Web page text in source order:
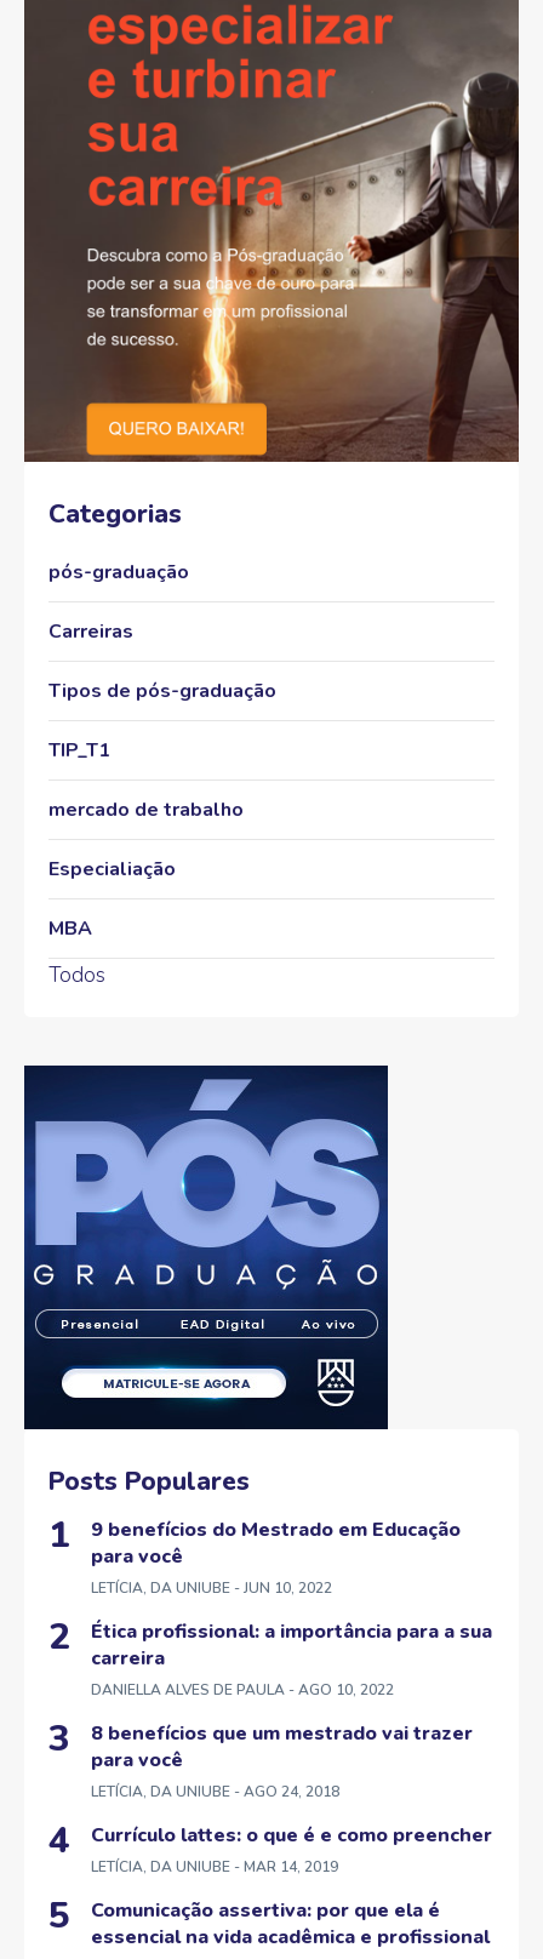
Categorias
pós-graduação
Carreiras
Tipos de pós-graduação
TIP_T1
mercado de trabalho
Especialiação
MBA
Todos
Posts Populares
9 benefícios do Mestrado em Educação
para você
LETÍCIA, DA UNIUBE - JUN 10, 2022
Ética profissional: a importância para a sua
carreira
DANIELLA ALVES DE PAULA - AGO 10, 2022
8 benefícios que um mestrado vai trazer
para você
LETÍCIA, DA UNIUBE - AGO 24, 2018
Currículo lattes: o que é e como preencher
LETÍCIA, DA UNIUBE - MAR 14, 2019
Comunicação assertiva: por que ela é
essencial na vida acadêmica e profissional